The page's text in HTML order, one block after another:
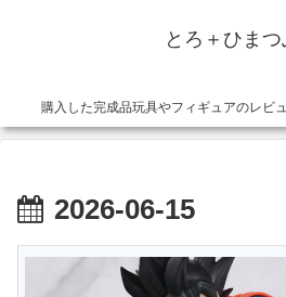
とろ＋ひまつ
購入した完成品玩具やフィギュアのレビ
2026-06-15